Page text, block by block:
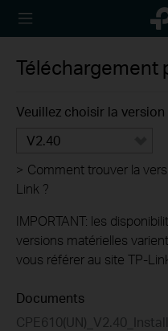
Téléchargement
Veuillez choisir la
V2.40
> Comment trouver la
Link ?
IMPORTANT: les
versions matérielles
vous référer au site TP-
Documents